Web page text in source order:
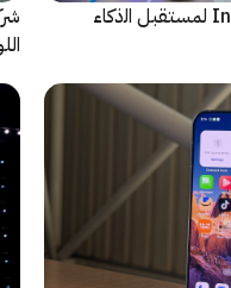
ﻣا بعد الشاشة: رؤية Intel لمستقبل اﻟذﻛﺎء